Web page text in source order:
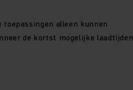
alleen kunnen
de kortst mogelijke laadtijden